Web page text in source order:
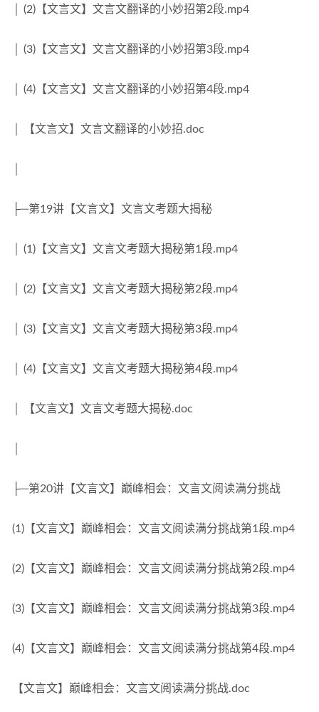
│ (2)【文言文】文言文翻译的小妙招第2段.mp4
│ (3)【文言文】文言文翻译的小妙招第3段.mp4
│ (4)【文言文】文言文翻译的小妙招第4段.mp4
│ 【文言文】文言文翻译的小妙招.doc
├─第19讲【文言文】文言文考题大揭秘
│ (1)【文言文】文言文考题大揭秘第1段.mp4
│ (2)【文言文】文言文考题大揭秘第2段.mp4
│ (3)【文言文】文言文考题大揭秘第3段.mp4
│ (4)【文言文】文言文考题大揭秘第4段.mp4
│ 【文言文】文言文考题大揭秘.doc
├─第20讲【文言文】巅峰相会：文言文阅读满分挑战
(1)【文言文】巅峰相会：文言文阅读满分挑战第1段.mp4
(2)【文言文】巅峰相会：文言文阅读满分挑战第2段.mp4
(3)【文言文】巅峰相会：文言文阅读满分挑战第3段.mp4
(4)【文言文】巅峰相会：文言文阅读满分挑战第4段.mp4
【文言文】巅峰相会：文言文阅读满分挑战.doc